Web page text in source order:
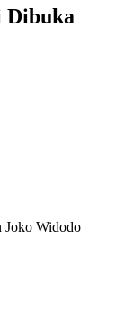
Dibuka
Joko Widodo